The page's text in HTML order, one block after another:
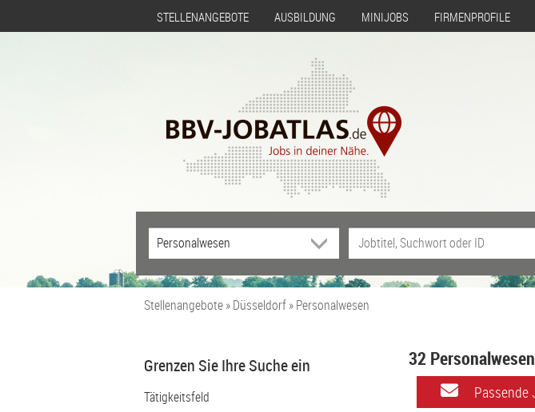
STELLENANGEBOTE AUSBILDUNG MINIJOBS FIRMENPROFILE
Stellenangebote Düsseldorf Personalwesen
Grenzen Sie Ihre Suche ein
Tätigkeitsfeld
32
Passende